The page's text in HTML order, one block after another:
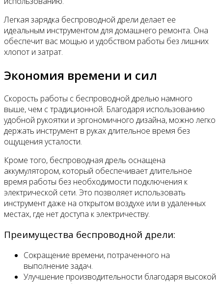
Легкая зарядка беспроводной дрели делает ее
идеальным инструментом для домашнего ремонта. Она
обеспечит вас мощью и удобством работы без лишних
хлопот и затрат.
Экономия времени и сил
Скорость работы с беспроводной дрелью намного
выше, чем с традиционной. Благодаря использованию
удобной рукоятки и эргономичного дизайна, можно легко
держать инструмент в руках длительное время без
ощущения усталости.
Кроме того, беспроводная дрель оснащена
аккумулятором, который обеспечивает длительное
время работы без необходимости подключения к
электрической сети. Это позволяет использовать
инструмент даже на открытом воздухе или в удаленных
местах, где нет доступа к электричеству.
Преимущества беспроводной дрели:
Сокращение времени, потраченного на
выполнение задач.
Улучшение производительности благодаря высокой